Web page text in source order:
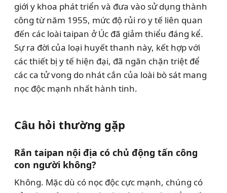
giới y khoa phát triển và đưa vào sử dụng thành
công từ năm 1955, mức độ rủi ro y tế liên quan
đến các loài taipan ở Úc đã giảm thiểu đáng kể.
Sự ra đời của loại huyết thanh này, kết hợp với
các thiết bị y tế hiện đại, đã ngăn chặn triệt để
các ca tử vong do nhát cắn của loài bò sát mang
nọc độc mạnh nhất hành tinh.
Câu hỏi thường gặp
Rắn taipan nội địa có chủ động tấn công
con người không?
Không. Mặc dù có nọc độc cực mạnh, chúng có